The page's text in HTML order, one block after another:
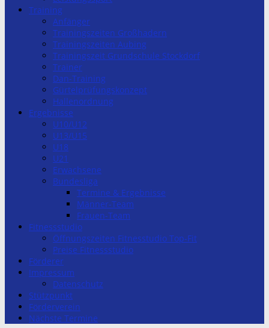
Training
Anfänger
Trainingszeiten Großhadern
Trainingszeiten Aubing
Trainingszeit Grundschule Stockdorf
Trainer
Dan-Training
Gürtelprüfungskonzept
Hallenordnung
Ergebnisse
U10/U12
U13/U15
U18
U21
Erwachsene
Bundesliga
Termine & Ergebnisse
Männer-Team
Frauen-Team
Fitnessstudio
Öffnungszeiten Fitnesstudio Top-Fit
Preise Fitnessstudio
Förderer
Impressum
Datenschutz
Stützpunkt
Förderverein
Nächste Termine